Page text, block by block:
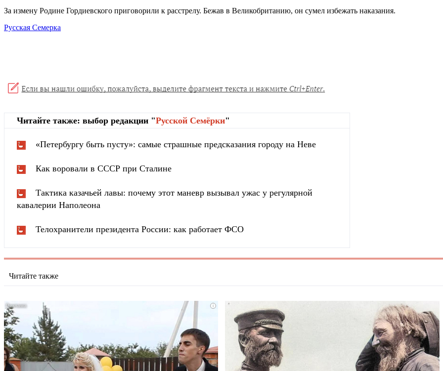
За измену Родине Гордиевского приговорили к расстрелу. Бежав в Великобританию, он сумел избежать наказания.
Русская Семерка
Читайте также: выбор редакции "Русской Cемёрки"
«Петербургу быть пусту»: самые страшные предсказания городу на Неве
Как воровали в СССР при Сталине
Тактика казачьей лавы: почему этот маневр вызывал ужас у регулярной
кавалерии Наполеона
Телохранители президента России: как работает ФСО
Читайте также
i